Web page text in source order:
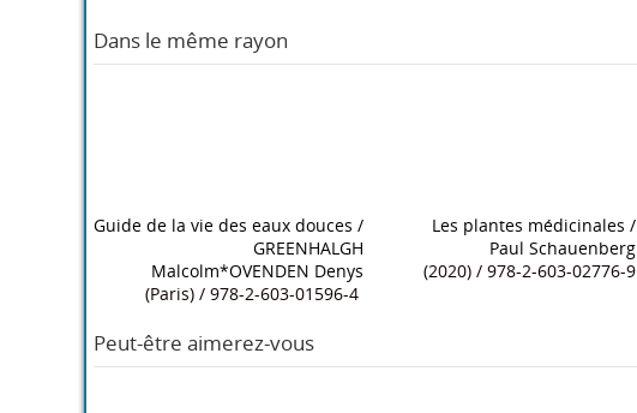
Dans le même rayon
Guide de la vie des eaux douces /
GREENHALGH
Malcolm*OVENDEN Denys
(Paris) / 978-2-603-01596-4
Les plantes médicinales /
Paul Schauenberg
(2020) / 978-2-603-02776-9
Peut-être aimerez-vous